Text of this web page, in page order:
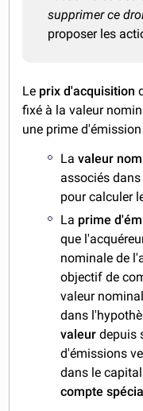
supprimer ce
proposer les
Le prix d'acquisition
fixé à la valeur
une prime d'émission
Lavaleur
associés
pour calculer
La prime
que
nominale de
objectif de
valeur
dans
valeur depuis
d'émissions
dans le
compte